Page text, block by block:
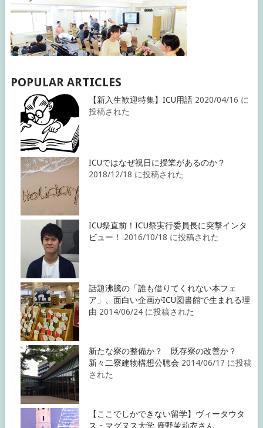
POPULAR ARTICLES
【新入生歓迎特集】ICU用語 2020/04/16 に
投稿された
ICUではなぜ祝日に授業があるのか？
2018/12/18 に投稿された
ICU祭直前！ICU祭実行委員長に突撃インタ
ビュー！
2016/10/18 に投稿された
話題沸騰の「誰も借りてくれない本フェ
ア」、面白い企画がICU図書館で生まれる理
由 2014/06/24 に投稿された
新たな寮の整備か？ 既存寮の改善か？
新々二寮建物構想公聴会 2014/06/17 に投稿
された
【ここでしかできない留学】ヴィータウタ
ス・マグヌス大学 鹿野茉莉衣さん